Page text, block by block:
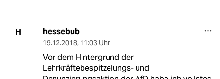
H hessebub
19.12.2018, 11:03 Uhr
Vor dem Hintergrund der
Lehrkräftebespitzelungs- und